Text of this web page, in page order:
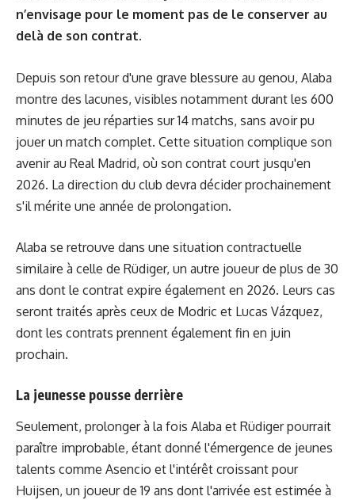
n’envisage pour le moment pas de le conserver au
delà de son contrat.
Depuis son retour d'une grave blessure au genou, Alaba
montre des lacunes, visibles notamment durant les 600
minutes de jeu réparties sur 14 matchs, sans avoir pu
jouer un match complet. Cette situation complique son
avenir au Real Madrid, où son contrat court jusqu'en
2026. La direction du club devra décider prochainement
s'il mérite une année de prolongation.
Alaba se retrouve dans une situation contractuelle
similaire à celle de Rüdiger, un autre joueur de plus de 30
ans dont le contrat expire également en 2026. Leurs cas
seront traités après ceux de Modric et Lucas Vázquez,
dont les contrats prennent également fin en juin
prochain.
La jeunesse pousse derrière
Seulement, prolonger à la fois Alaba et Rüdiger pourrait
paraître improbable, étant donné l'émergence de jeunes
talents comme Asencio et l'intérêt croissant pour
Huijsen, un joueur de 19 ans dont l'arrivée est estimée à